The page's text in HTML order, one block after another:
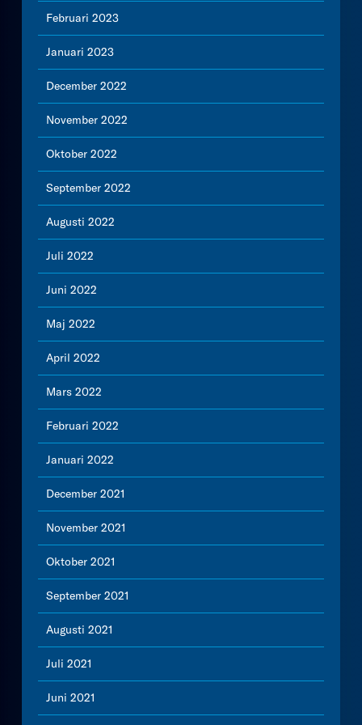
Februari 2023
Januari 2023
December 2022
November 2022
Oktober 2022
September 2022
Augusti 2022
Juli 2022
Juni 2022
Maj 2022
April 2022
Mars 2022
Februari 2022
Januari 2022
December 2021
November 2021
Oktober 2021
September 2021
Augusti 2021
Juli 2021
Juni 2021